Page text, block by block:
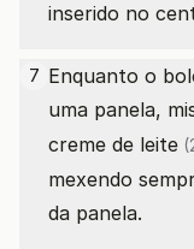
inserido no
7 Enquanto o
uma panela,
creme de leite
mexendo
da panela.